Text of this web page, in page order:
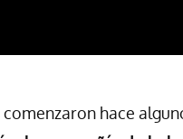
hace